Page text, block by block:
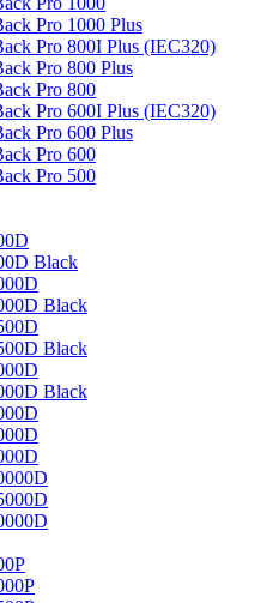
Pro 1000 Plus
Pro 800I Plus (IEC320)
Pro 800 Plus
Pro 800
Pro 600I Plus (IEC320)
Pro 600 Plus
Pro 600
Pro 500
Black
Black
Black
Black